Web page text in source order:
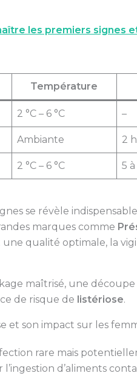
les premiers signes
Température
2 °C – 6 °C –
Ambiante 2
2 °C – 6 °C 5
se révèle
marques comme
une qualité optimale, la
maîtrisé, une
de risque de listériose.
et son impact sur les
rare mais
l’ingestion d’aliments